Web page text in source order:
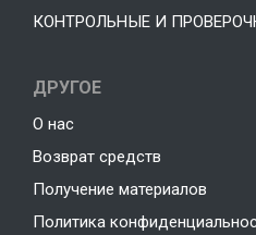
КОНТРОЛЬНЫЕ И
ДРУГОЕ
О нас
Возврат средств
Получение материалов
Политика